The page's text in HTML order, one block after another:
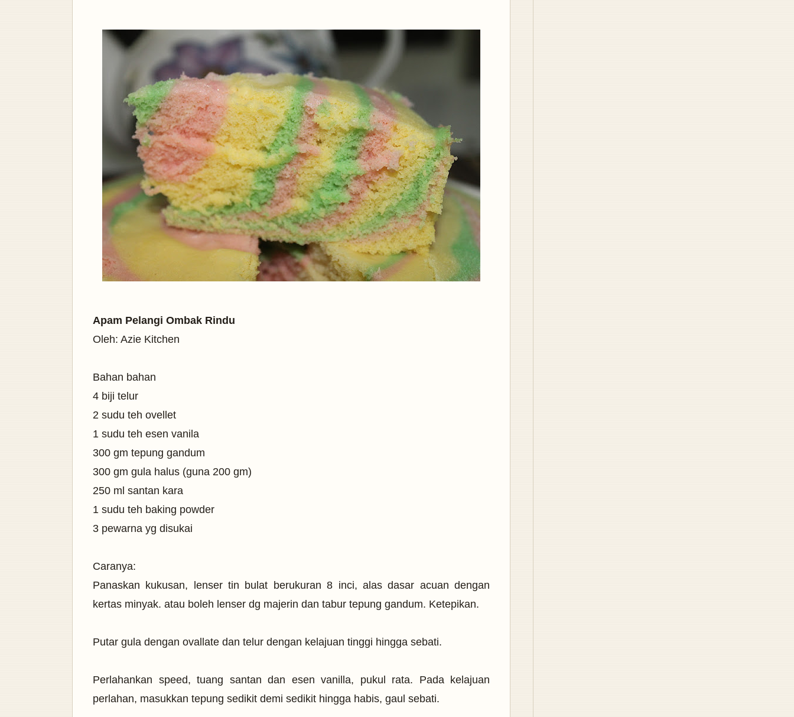
Apam Pelangi Ombak Rindu
Oleh: Azie Kitchen
Bahan bahan
4 biji telur
2 sudu teh ovellet
1 sudu teh esen vanila
300 gm tepung gandum
300 gm gula halus (guna 200 gm)
250 ml santan kara
1 sudu teh baking powder
3 pewarna yg disukai
Caranya:
Panaskan kukusan, lenser tin bulat berukuran 8 inci, alas dasar acuan dengan
kertas minyak. atau boleh lenser dg majerin dan tabur tepung gandum. Ketepikan.
Putar gula dengan ovallate dan telur dengan kelajuan tinggi hingga sebati.
Perlahankan speed, tuang santan dan esen vanilla, pukul rata. Pada kelajuan
perlahan, masukkan tepung sedikit demi sedikit hingga habis, gaul sebati.